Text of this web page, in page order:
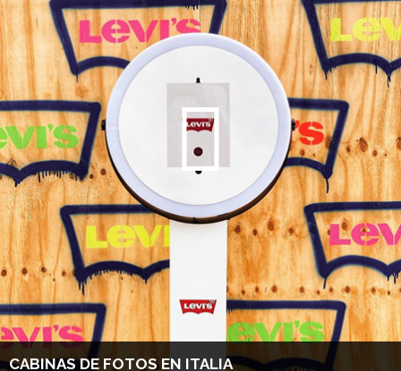
CABINAS DE FOTOS EN ITALIA